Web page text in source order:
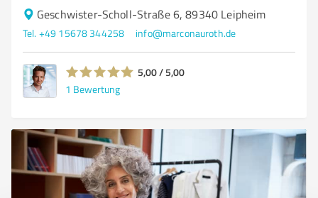
Geschwister-Scholl-Straße 6, 89340 Leipheim
Tel. +49 15678 344258 info@marconauroth.de
5,00 / 5,00
1 Bewertung